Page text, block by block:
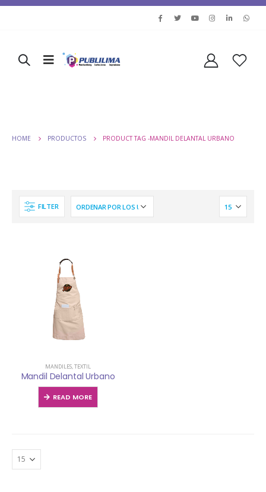
HOME PRODUCTOS PRODUCT TAG -MANDIL DELANTAL URBANO
FILTER
MANDILES,TEXTIL
Mandil Delantal Urbano
READ MORE